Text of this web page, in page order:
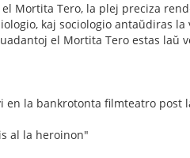
Mortita Tero, la plej preciza
kaj sociologio antaŭdiras
el Mortita Tero estas laŭ
en la bankrotonta filmteatro
al la heroinon"